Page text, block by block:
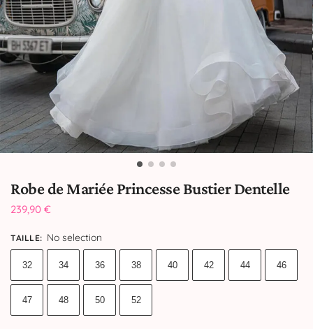
Robe de Mariée Princesse Bustier Dentelle
239,90 €
TAILLE: No selection
32 34 36 38 40 42 44 46
47 48 50 52